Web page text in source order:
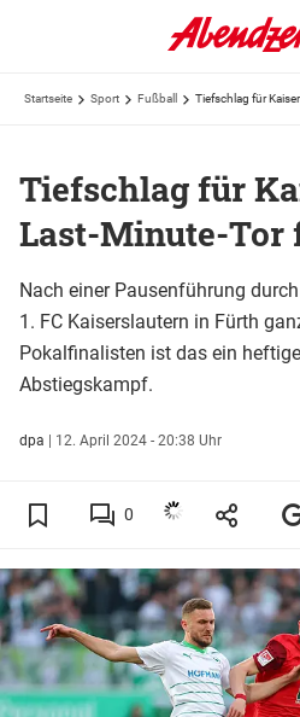
Startseite Sport Fußball Tiefschlag für
Tiefschlag für
Last-Minute-Tor
Nach einer Pausenführung
1. FC Kaiserslautern in Fürth
Pokalfinalisten ist das ein
Abstiegskampf.
dpa | 12. April 2024 - 20:38 Uhr
0